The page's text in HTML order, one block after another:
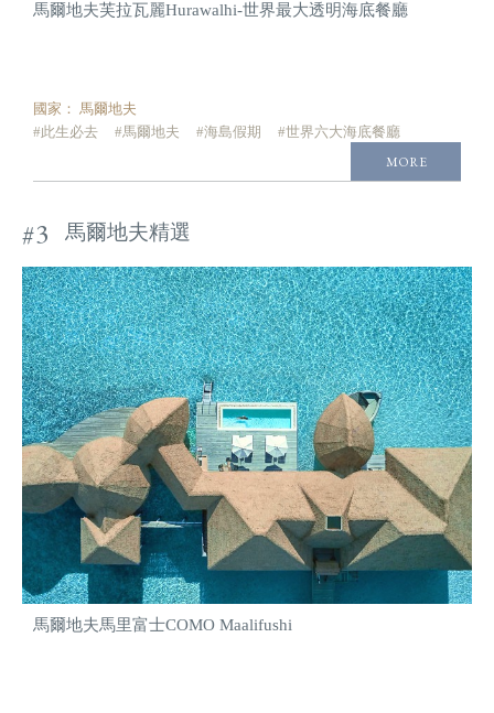
馬爾地夫芙拉瓦麗Hurawalhi-世界最大透明海底餐廳
國家： 馬爾地夫
#此生必去
#馬爾地夫 #海島假期 #世界六大海底餐廳
MORE
#3 馬爾地夫精選
馬爾地夫馬里富士COMO Maalifushi